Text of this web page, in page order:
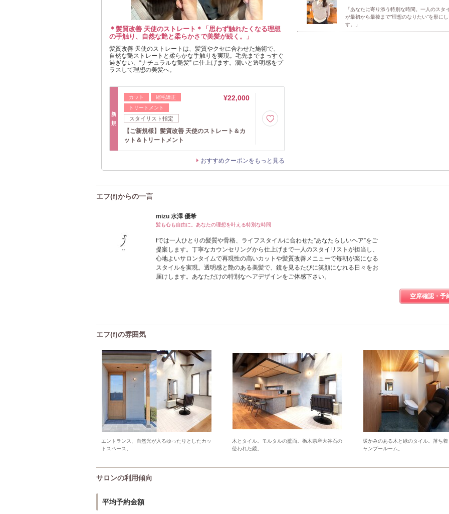
＊髪質改善 天使のストレート＊「思わず触れたくなる理想
の手触り、自然な艶と柔らかさで美髪が続く。」
髪質改善 天使のストレートは、髪質やクセに合わせた施術で、
自然な艶ストレートと柔らかな手触りを実現。毛先までまっすぐ
過ぎない、“ナチュラルな艶髪” に仕上げます。潤いと透明感をプ
ラスして理想の美髪へ。
新
規
カット
縮毛矯正
トリートメント
スタイリスト指定
¥22,000
【ご新規様】髪質改善 天使のストレート＆カ
ット＆トリートメント
おすすめクーポンをもっと見る
「あなたに寄り添う特別な時間。一人のスタ
が最初から最後まで”理想のなりたい”を形に
す。」
エフ(f)からの一言
mizu 水澤 優希
髪も心も自由に。あなたの理想を叶える特別な時間
fでは一人ひとりの髪質や骨格、ライフスタイルに合わせた”あなたらしいヘア”をご
提案します。丁寧なカウンセリングから仕上げまで一人のスタイリストが担当し、
心地よいサロンタイムで再現性の高いカットや髪質改善メニューで毎朝が楽になる
スタイルを実現。透明感と艶のある美髪で、鏡を見るたびに笑顔になれる日々をお
届けします。あなただけの特別なヘアデザインをご体感下さい。
空席確認・予
エフ(f)の雰囲気
エントランス、自然光が入るゆったりとしたカッ
トスペース。
木とタイル。モルタルの壁面。栃木県産大谷石の
使われた鏡。
暖かみのある木と緑のタイル。落ち
ャンプールーム。
サロンの利用傾向
平均予約金額